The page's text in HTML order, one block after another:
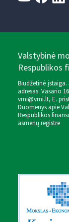
Valstybinė
Respublikos
Biudžetinė įstaiga.
adresas: Vasario
vmi@vmi.lt, E.
Duomenys apie
Respublikos
asmenų registre